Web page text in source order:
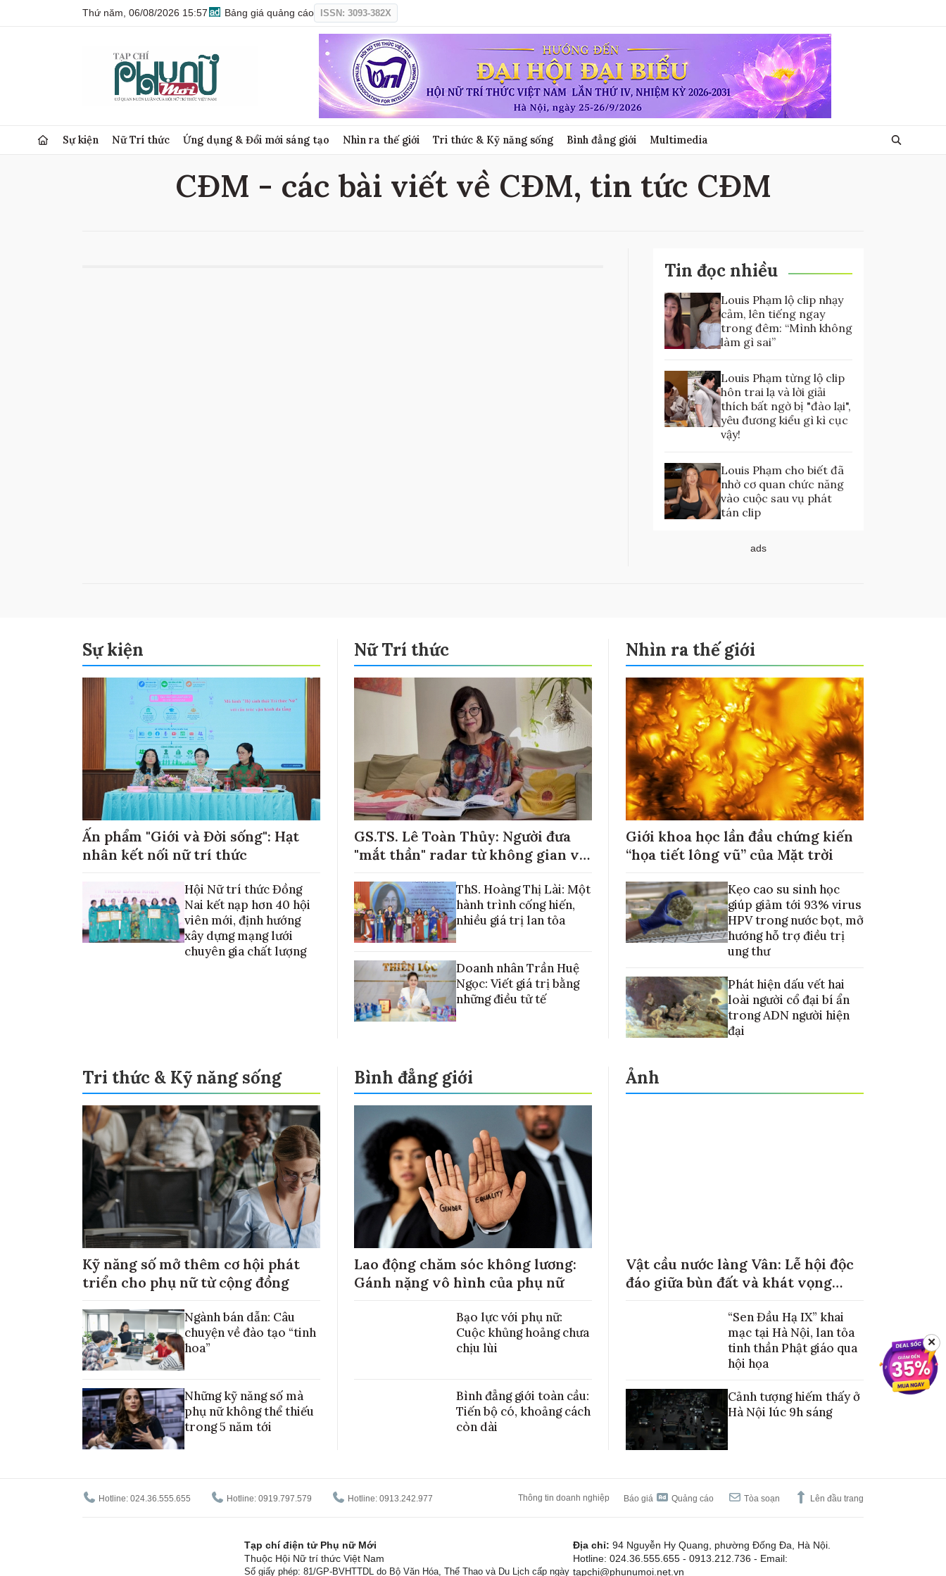
Thứ năm, 06/08/2026 15:57 Bảng giá quảng cáo ISSN: 3093-382X
Sự kiện Nữ Trí thức Ứng dụng & Đổi mới sáng tạo Nhìn ra thế giới Tri thức & Kỹ năng sống Bình đẳng giới Multimedia
CĐM - các bài viết về CĐM, tin tức CĐM
Tin đọc nhiều
Louis Phạm lộ clip nhạy
cảm, lên tiếng ngay
trong đêm: “Mình không
làm gì sai”
Louis Phạm từng lộ clip
hôn trai lạ và lời giải
thích bất ngờ bị "đào lại",
yêu đương kiểu gì kì cục
vậy!
Louis Phạm cho biết đã
nhờ cơ quan chức năng
vào cuộc sau vụ phát
tán clip
ads
Sự kiện
Ấn phẩm "Giới và Đời sống": Hạt
nhân kết nối nữ trí thức
Hội Nữ trí thức Đồng
Nai kết nạp hơn 40 hội
viên mới, định hướng
xây dựng mạng lưới
chuyên gia chất lượng
Nữ Trí thức
GS.TS. Lê Toàn Thủy: Người đưa
"mắt thần" radar từ không gian về
ThS. Hoàng Thị Lài: Một
hành trình cống hiến,
nhiều giá trị lan tỏa
Doanh nhân Trần Huệ
Ngọc: Viết giá trị bằng
những điều tử tế
Nhìn ra thế giới
Giới khoa học lần đầu chứng kiến
“họa tiết lông vũ” của Mặt trời
Kẹo cao su sinh học
giúp giảm tới 93% virus
HPV trong nước bọt, mở
hướng hỗ trợ điều trị
ung thư
Phát hiện dấu vết hai
loài người cổ đại bí ẩn
trong ADN người hiện
đại
Tri thức & Kỹ năng sống
Kỹ năng số mở thêm cơ hội phát
triển cho phụ nữ từ cộng đồng
Ngành bán dẫn: Câu
chuyện về đào tạo “tinh
hoa”
Những kỹ năng số mà
phụ nữ không thể thiếu
trong 5 năm tới
Bình đẳng giới
Lao động chăm sóc không lương:
Gánh nặng vô hình của phụ nữ
Bạo lực với phụ nữ:
Cuộc khủng hoảng chưa
chịu lùi
Bình đẳng giới toàn cầu:
Tiến bộ có, khoảng cách
còn dài
Ảnh
Vật cầu nước làng Vân: Lễ hội độc
đáo giữa bùn đất và khát vọng
“Sen Đầu Hạ IX” khai
mạc tại Hà Nội, lan tỏa
tinh thần Phật giáo qua
hội họa
Cảnh tượng hiếm thấy ở
Hà Nội lúc 9h sáng
Hotline: 024.36.555.655 Hotline: 0919.797.579 Hotline: 0913.242.977 Thông tin doanh nghiệp Báo giá Quảng cáo Tòa soạn Lên đầu trang
Tạp chí điện tử Phụ nữ Mới
Thuộc Hội Nữ trí thức Việt Nam
Số giấy phép: 81/GP-BVHTTDL do Bộ Văn Hóa, Thể Thao và Du Lịch cấp ngày
Địa chỉ: 94 Nguyễn Hy Quang, phường Đống Đa, Hà Nội.
Hotline: 024.36.555.655 - 0913.212.736 - Email:
tapchi@phunumoi.net.vn
✕